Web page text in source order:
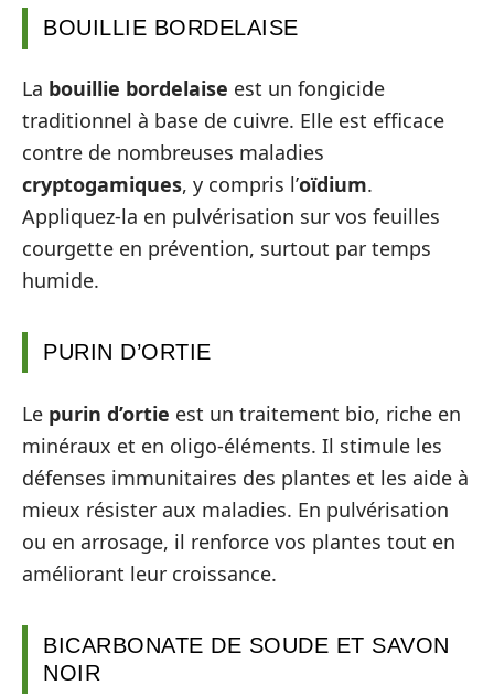
BOUILLIE BORDELAISE
La bouillie bordelaise est un fongicide
traditionnel à base de cuivre. Elle est efficace
contre de nombreuses maladies
cryptogamiques, y compris l’oïdium.
Appliquez-la en pulvérisation sur vos feuilles
courgette en prévention, surtout par temps
humide.
PURIN D’ORTIE
Le purin d’ortie est un traitement bio, riche en
minéraux et en oligo-éléments. Il stimule les
défenses immunitaires des plantes et les aide à
mieux résister aux maladies. En pulvérisation
ou en arrosage, il renforce vos plantes tout en
améliorant leur croissance.
BICARBONATE DE SOUDE ET SAVON
NOIR